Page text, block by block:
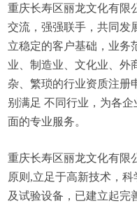
重庆长寿区丽龙文化有限
交流，强强联手，共同发
立稳定的客户基础，业务
业、制造业、文化业、外
杂、繁琐的行业资质注册
别满足 不同行业，为各
面的专业服务。
重庆长寿区丽龙文化有限
原则,立足于高新技术，
及试验设备，已建立起完